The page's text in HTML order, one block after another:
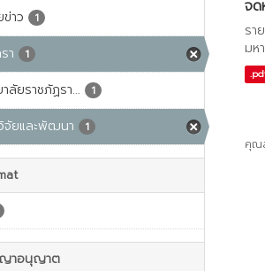
าว 1
า 1
ลัยราชภัฏรา... 1
จัยและพัฒนา 1
าอนุญาต
จด
รา
มห
คุณ